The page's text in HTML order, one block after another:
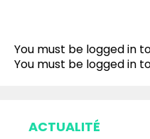
You must be logged in
You must be logged in
ACTUALITÉ